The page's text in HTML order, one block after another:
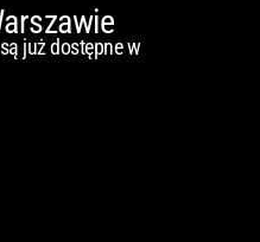
już dostępne w